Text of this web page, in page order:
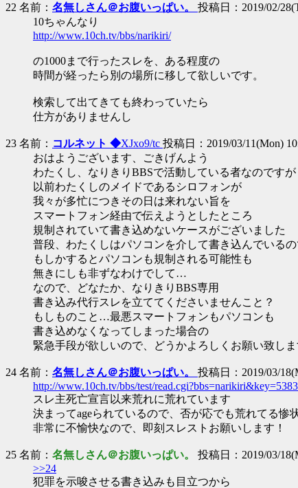
22 名前： 名無しさん＠お腹いっぱい。 投稿日：2019/02/
10ちゃんなり
http://www.10ch.tv/bbs/narikiri/
の1000まで行ったスレを、ある程度の
時間が経ったら別の場所に移して欲しいです。
検索して出てきても終わっていたら
仕方がありませんし
23 名前： コルネット ◆XJxo9/tc 投稿日：2019/03/11(Mon)
おはようございます、ごきげんよう
わたくし、なりきりBBSで活動している者なのですが
以前わたくしのメイドであるシロフォンが
我々が多忙につきその日は来れない旨を
スマートフォン経由で伝えようとしたところ
規制されていて書き込めないケースがございました
普段、わたくしはパソコンを介して書き込んでいる
もしかするとパソコンも規制される可能性も
無きにしも非ずなわけでして…
なので、どなたか、なりきりBBS専用
書き込み代行スレを立ててくださいませんこと？
もしものこと…最悪スマートフォンもパソコンも
書き込めなくなってしまった場合の
緊急手段が欲しいので、どうかよろしくお願い致し
24 名前： 名無しさん＠お腹いっぱい。 投稿日：2019/03/
http://www.10ch.tv/bbs/test/
スレ主死亡宣言以来荒れに荒れています
決まってageられているので、否が応でも荒れてる惨
非常に不愉快なので、即刻スレストお願いします！
25 名前： 名無しさん＠お腹いっぱい。 投稿日：2019/03/
>>24
犯罪を示唆させる書き込みも目立つから